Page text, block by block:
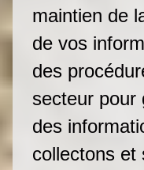
maintien de
de vos
des
secteur pour
des
collectons et